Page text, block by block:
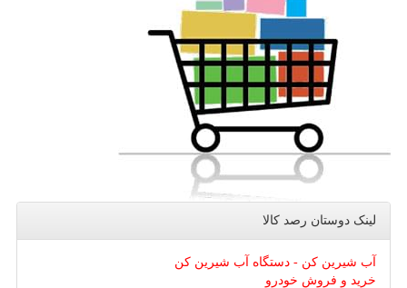
لینک دوستان رصد كالا
آب شیرین کن - دستگاه آب شیرین کن
خرید و فروش خودرو